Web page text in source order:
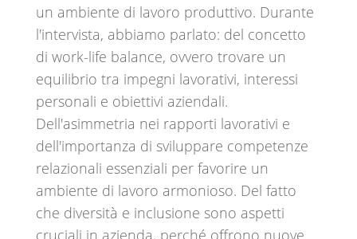
un ambiente di lavoro produttivo. Durante
l'intervista, abbiamo parlato: del concetto
di work-life balance, ovvero trovare un
equilibrio tra impegni lavorativi, interessi
personali e obiettivi aziendali.
Dell'asimmetria nei rapporti lavorativi e
dell'importanza di sviluppare competenze
relazionali essenziali per favorire un
ambiente di lavoro armonioso. Del fatto
che diversità e inclusione sono aspetti
cruciali in azienda, perché offrono nuove